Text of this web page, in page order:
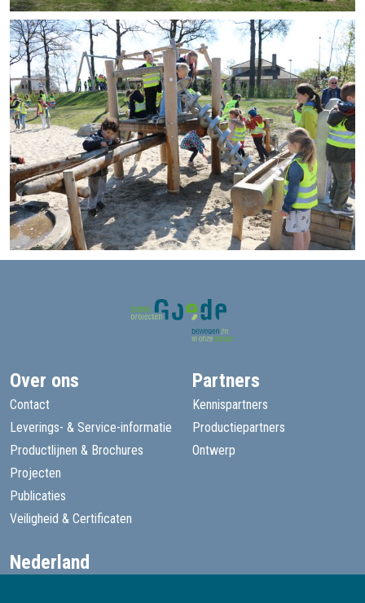
Over ons
Contact
Leverings- & Service-informatie
Productlijnen & Brochures
Projecten
Publicaties
Veiligheid & Certificaten
Partners
Kennispartners
Productiepartners
Ontwerp
Nederland